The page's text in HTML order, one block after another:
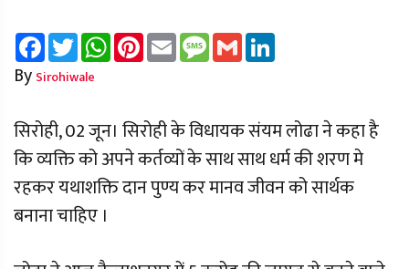
FacebookTwitterWhatsAppPinterest
Email Message
Gmail
By Sirohiwale
सिरोही, 02 जून। सिरोही के विधायक संयम लोढा ने कहा है
कि व्यक्ति को अपने कर्तव्यों के साथ साथ धर्म की शरण मे
रहकर यथाशक्ति दान पुण्य कर मानव जीवन को सार्थक
बनाना चाहिए ।